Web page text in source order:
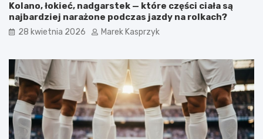
Kolano, łokieć, nadgarstek — które części ciała są
najbardziej narażone podczas jazdy na rolkach?
28 kwietnia 2026 Marek Kasprzyk